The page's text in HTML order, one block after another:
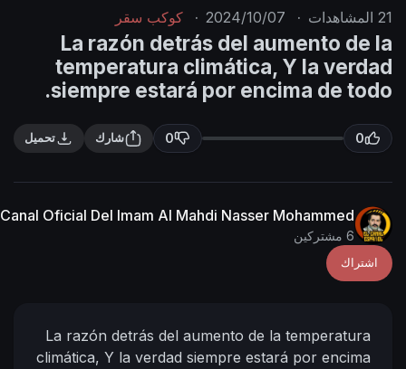
u
t
e
t
t
i
g
P
n
t
e
r
u
l
c
r
e
21 المشاهدات ·
2024/10/07
· كوكب سقر
La razón detrás del aumento de la
temperatura climática, Y la verdad
siempre estará por encima de todo.
0
0 شارك تحميل
Canal Oficial Del Imam Al Mahdi Nasser Mohammed
6 مشتركين
اشتراك
La razón detrás del aumento de la temperatura
climática, Y la verdad siempre estará por encima